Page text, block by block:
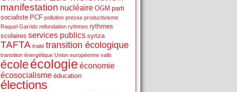
manifestation nucléaire OGM parti
socialiste PCF pollution presse productivisme
Raquel Garrido refondation rythmes rythmes
scolaires services publics syriza
TAFTA traité transition écologique
transition énergétique Union européenne valls
écoleécologie économie
écosocialisme éducation
élections